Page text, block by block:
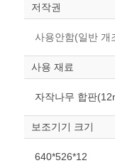
저작권
사용안함(일반 개
사용 재료
자작나무 합판
보조기기 크기
640*526*12